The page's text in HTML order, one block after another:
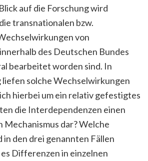
auf die Forschung wird
transnationalen bzw.
von
des Deutschen Bundes
bearbeitet worden sind. In
solche Wechselwirkungen
hierbei um ein relativ gefestigtes
die Interdependenzen einen
Mechanismus dar? Welche
in den drei genannten Fällen
Differenzen in einzelnen